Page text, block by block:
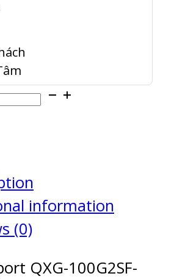
information
(0)
QXG-100G2SF-